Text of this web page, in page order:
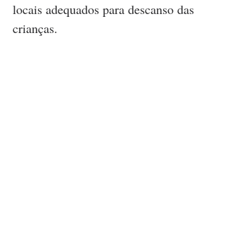
locais adequados para descanso das
crianças.